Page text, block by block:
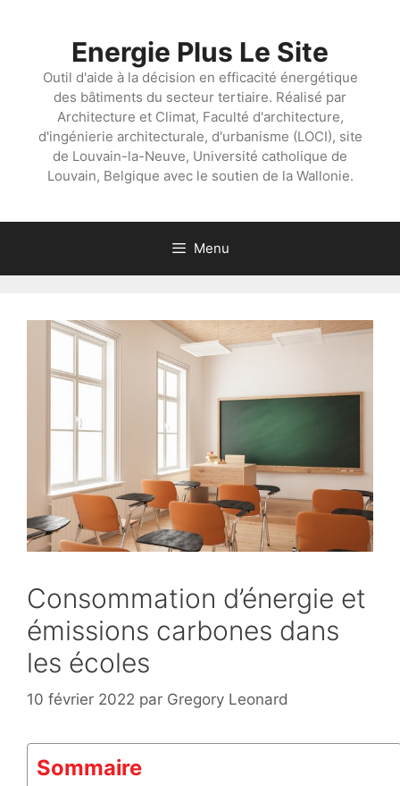
Energie Plus Le Site
Outil d'aide à la décision en efficacité énergétique
des bâtiments du secteur tertiaire. Réalisé par
Architecture et Climat, Faculté d'architecture,
d'ingénierie architecturale, d'urbanisme (LOCI), site
de Louvain-la-Neuve, Université catholique de
Louvain, Belgique avec le soutien de la Wallonie.
Menu
Consommation d’énergie et
émissions carbones dans
les écoles
10 février 2022 par Gregory Leonard
Sommaire